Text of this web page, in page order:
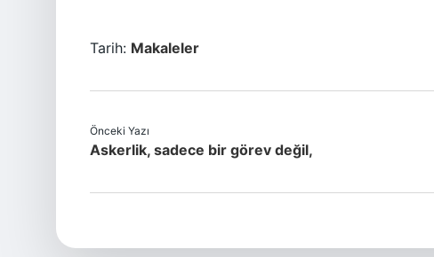
Tarih: Makaleler
Önceki Yazı
Askerlik, sadece bir görev değil,